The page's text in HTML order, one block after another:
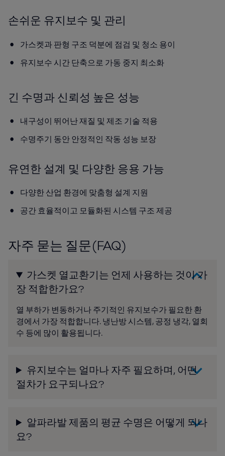
손쉬운 유지보수 및 관리
가스켓과 판형 구조 덕분에 점검 및 청소 용이
유지보수 시간 단축으로 가동 중지 최소화
긴 수명과 신뢰성 높은 성능
내구성이 뛰어난 재질 및 제조 기술 적용
수명주기 동안 안정적인 작동 성능 보장
유연한 설계 및 다양한 응용 가능
다양한 산업 환경에 맞춤형 설계 지원
공간 효율적이고 모듈화된 시스템 구조 제공
자주 묻는 질문(FAQ)
가스켓 열교환기는 언제 사용하는 것이 가
장 적합한가요?
열 부하가 변동하거나 주기적인 유지보수가 필요한 환
경에서 가장 적합합니다. 냉난방 시스템, 공정 냉각, 열회
수 등에 많이 활용됩니다.
유지보수는 얼마나 자주 필요하며, 어떤
절차가 요구되나요?
알파라발 제품의 평균 수명은 어떻게 되나
요?